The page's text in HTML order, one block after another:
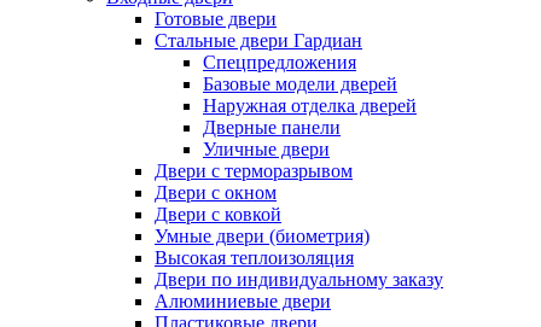
Готовые двери
Стальные двери Гардиан
Спецпредложения
Базовые модели дверей
Наружная отделка дверей
Дверные панели
Уличные двери
Двери с терморазрывом
Двери с окном
Двери с ковкой
Умные двери (биометрия)
Высокая теплоизоляция
Двери по индивидуальному заказу
Алюминиевые двери
Пластиковые двери